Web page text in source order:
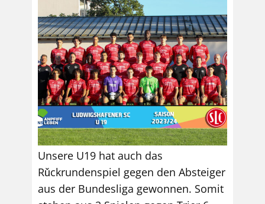
Unsere U19 hat auch das
Rǔckrundenspiel gegen den Absteiger
aus der Bundesliga gewonnen. Somit